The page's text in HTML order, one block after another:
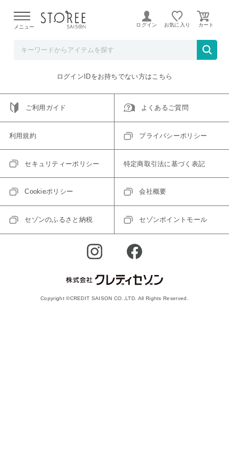
よる配送遅延が発生しております。
メニュー ログイン お気に入り
ご指定のアイテムは取り扱い終了、またはただいま取り扱い
トップへ戻る
ログインIDをお持ちでない方はこちら
ご利用ガイド よくあるご質問
利用規約 プライバシーポリシー
セキュリティーポリシー 特定商取引法に基づく表記
Cookieポリシー 会社概要
セゾンのふるさと納税 セゾンポイントモール
Copyright ©CREDIT SAISON CO.,LTD. All Rights Reserved.